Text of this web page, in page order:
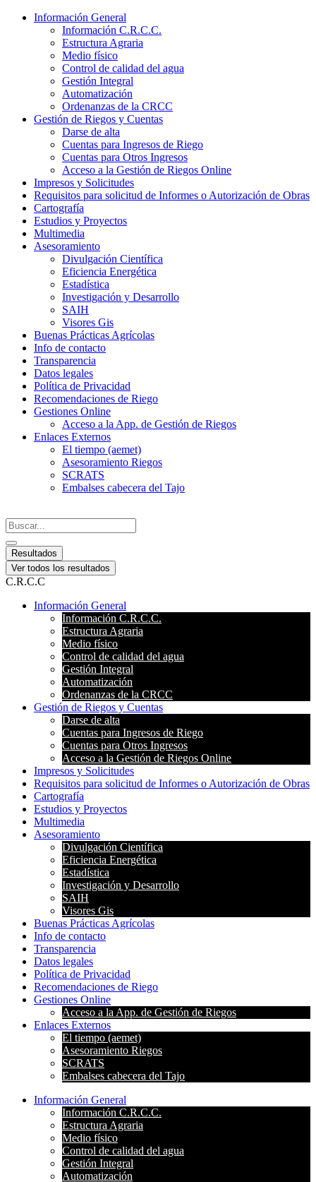
Información General
Información C.R.C.C.
Estructura Agraria
Medio físico
Control de calidad del agua
Gestión Integral
Automatización
Ordenanzas de la CRCC
Gestión de Riegos y Cuentas
Darse de alta
Cuentas para Ingresos de Riego
Cuentas para Otros Ingresos
Acceso a la Gestión de Riegos Online
Impresos y Solicitudes
Requisitos para solicitud de Informes o Autorización de Obras
Cartografía
Estudios y Proyectos
Multimedia
Asesoramiento
Divulgación Científica
Eficiencia Energética
Estadística
Investigación y Desarrollo
SAIH
Visores Gis
Buenas Prácticas Agrícolas
Info de contacto
Transparencia
Datos legales
Política de Privacidad
Recomendaciones de Riego
Gestiones Online
Acceso a la App. de Gestión de Riegos
Enlaces Externos
El tiempo (aemet)
Asesoramiento Riegos
SCRATS
Embalses cabecera del Tajo
Search
...
Resultados
Ver todos los resultados
C.R.C.C
Información General
Información C.R.C.C.
Estructura Agraria
Medio físico
Control de calidad del agua
Gestión Integral
Automatización
Ordenanzas de la CRCC
Gestión de Riegos y Cuentas
Darse de alta
Cuentas para Ingresos de Riego
Cuentas para Otros Ingresos
Acceso a la Gestión de Riegos Online
Impresos y Solicitudes
Requisitos para solicitud de Informes o Autorización de Obras
Cartografía
Estudios y Proyectos
Multimedia
Asesoramiento
Divulgación Científica
Eficiencia Energética
Estadística
Investigación y Desarrollo
SAIH
Visores Gis
Buenas Prácticas Agrícolas
Info de contacto
Transparencia
Datos legales
Política de Privacidad
Recomendaciones de Riego
Gestiones Online
Acceso a la App. de Gestión de Riegos
Enlaces Externos
El tiempo (aemet)
Asesoramiento Riegos
SCRATS
Embalses cabecera del Tajo
Información General
Información C.R.C.C.
Estructura Agraria
Medio físico
Control de calidad del agua
Gestión Integral
Automatización